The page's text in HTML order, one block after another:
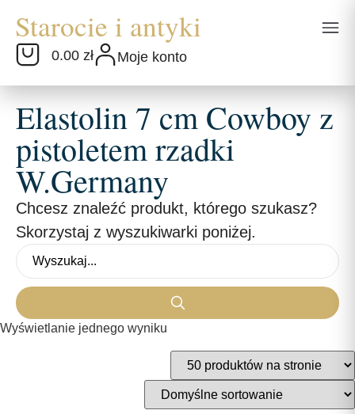
0.00 zł Moje konto
Elastolin 7 cm Cowboy z
pistoletem rzadki
W.Germany
Chcesz znaleźć produkt, którego szukasz?
Skorzystaj z wyszukiwarki poniżej.
Wyświetlanie jednego wyniku